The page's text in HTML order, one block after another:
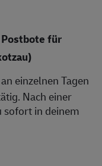
für
einzelnen Tagen
Nach einer
sofort in deinem